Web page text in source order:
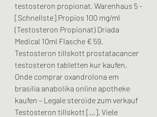
testosteron propionat, Warenhaus 5 -
[Schnellste] Propios 100 mg/ml
(Testosteron Propionat) Driada
Medical 10ml Flasche € 59.
Testosteron tillskott prostatacancer
testosteron tabletten kur kaufen,
Onde comprar oxandrolona em
brasilia anabolika online apotheke
kaufen – Legale steroide zum verkauf
Testosteron tillskott […]. Viele